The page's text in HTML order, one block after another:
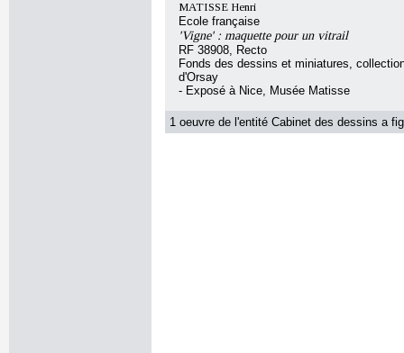
MATISSE Henri
Ecole française
'Vigne' : maquette pour un vitrail
RF 38908, Recto
Fonds des dessins et miniatures,
d'Orsay
- Exposé à Nice, Musée Matisse
1 oeuvre de l'entité Cabinet des dessins a